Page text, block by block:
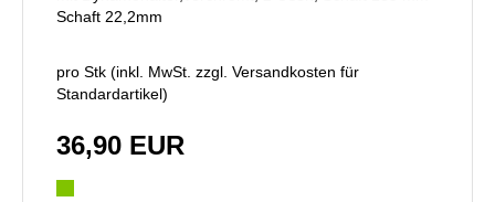
Schaft 22,2mm
pro Stk (inkl. MwSt. zzgl. Versandkosten für
Standardartikel)
36,90 EUR